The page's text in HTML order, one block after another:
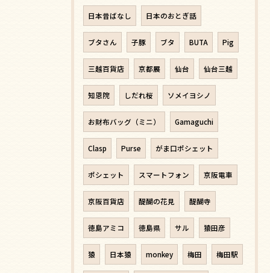
日本昔ばなし 日本のおとぎ話
ブタさん 子豚 ブタ BUTA Pig
三越百貨店 京都展 仙台 仙台三越
知恩院 しだれ桜 ソメイヨシノ
お財布バッグ（ミニ） Gamaguchi
Clasp Purse がま口ポシェット
ポシェット スマートフォン 京阪電車
京阪百貨店 醍醐の花見 醍醐寺
徳島アミコ 徳島県 サル 猿田彦
猿 日本猿 monkey 梅田 梅田駅